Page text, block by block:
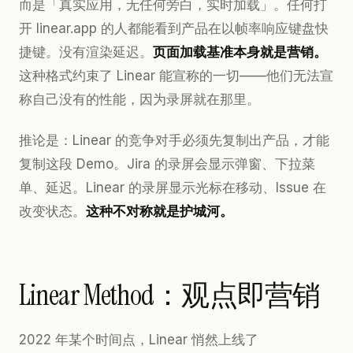
而是「真实应用，无任何旁白，实时加载」。任何打
开 linear.app 的人都能看到产品在以帧率响应键盘快
捷键。没有渲染延迟。 页面加载基准本身就是营销。
这种格式约束了 Linear 能宣称的一切——他们无法宣
称自己没有的性能，因为录屏就在那里。
推论是：Linear 的竞争对手必须先复制出产品，才能
复制这段 Demo。Jira 的录屏会显示弹窗、下拉菜
单、延迟。Linear 的录屏显示光标在移动、Issue 在
改变状态。 这种不对称就是护城河。
Linear Method：观点即营销
2022 年某个时间点，Linear 悄然上线了